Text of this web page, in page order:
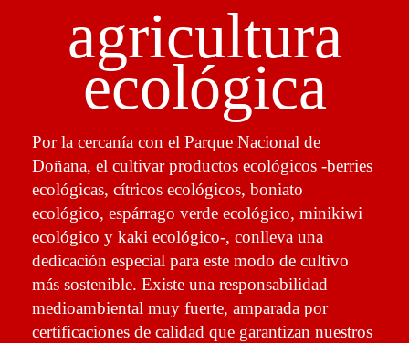
agricultura
ecológica
Por la cercanía con el Parque Nacional de
Doñana, el cultivar productos ecológicos -berries
ecológicas, cítricos ecológicos, boniato
ecológico, espárrago verde ecológico, minikiwi
ecológico y kaki ecológico-, conlleva una
dedicación especial para este modo de cultivo
más sostenible. Existe una responsabilidad
medioambiental muy fuerte, amparada por
certificaciones de calidad que garantizan nuestros